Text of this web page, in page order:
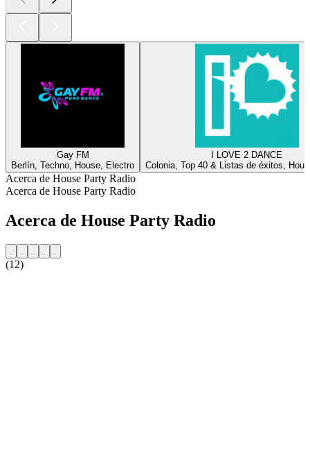
Gay FM
Berlín, Techno, House, Electro
I LOVE 2 DANCE
Colonia, Top 40 & Listas de éxitos,
Acerca de House Party Radio
Acerca de House Party Radio
Acerca de House Party Radio
(12)